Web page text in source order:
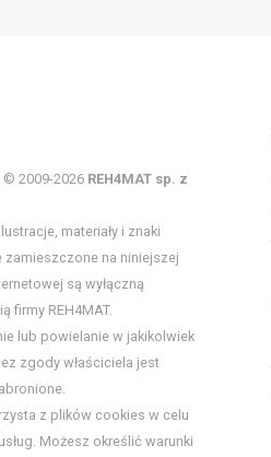
© 2009-2026 REH4MAT sp. z
materiały i znaki
zamieszczone na niniejszej
są wyłączną
firmy REH4MAT.
lub powielanie w jakikolwiek
zgody właściciela jest
z plików cookies w celu
Możesz określić warunki